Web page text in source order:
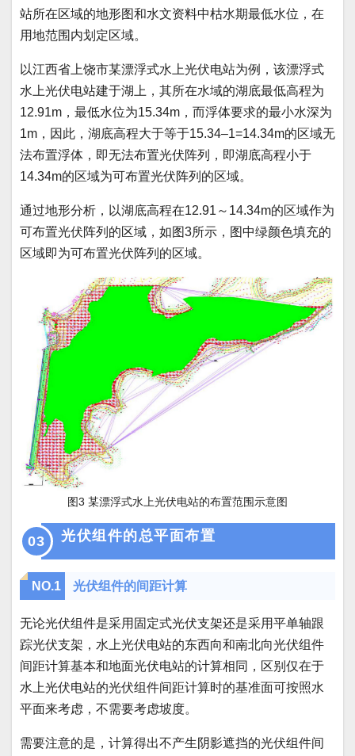
站所在区域的地形图和水文资料中枯水期最低水位，在
用地范围内划定区域。
以江西省上饶市某漂浮式水上光伏电站为例，该漂浮式
水上光伏电站建于湖上，其所在水域的湖底最低高程为
12.91m，最低水位为15.34m ，而浮体要求的最小水深为
1m ，因此，湖底高程大于等于15.34–1=14.34m的区域无
法布置浮体，即无法布置光伏阵列，即湖底高程小于
14.34m的区域为可布置光伏阵列的区域。
通过地形分析，以湖底高程在12.91 ～ 14.34m的区域作为
可布置光伏阵列的区域，如图3所示，图中绿颜色填充的
区域即为可布置光伏阵列的区域。
图3 某漂浮式水上光伏电站的布置范围示意图
03 光伏组件的总平面布置
NO.1 光伏组件的间距计算
无论光伏组件是采用固定式光伏支架还是采用平单轴跟
踪光伏支架，水上光伏电站的东西向和南北向光伏组件
间距计算基本和地面光伏电站的计算相同，区别仅在于
水上光伏电站的光伏组件间距计算时的基准面可按照水
平面来考虑，不需要考虑坡度。
需要注意的是，计算得出不产生阴影遮挡的光伏组件间